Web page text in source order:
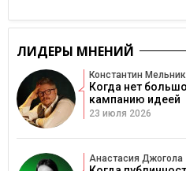
ЛИДЕРЫ МНЕНИЙ
Константин
Когда нет
кампанию идеей
23 июля 2026
Анастасия Джогола